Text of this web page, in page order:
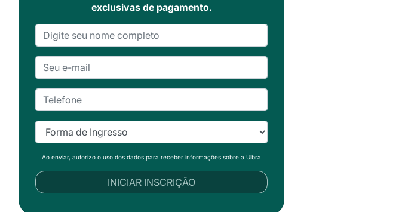
exclusivas de pagamento.
Ao enviar, autorizo o uso dos dados para receber informações sobre a Ulbra
INICIAR INSCRIÇÃO